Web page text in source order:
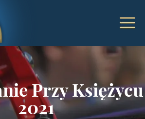
Przy Księżycu
2021